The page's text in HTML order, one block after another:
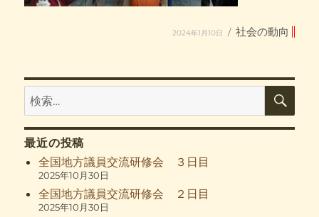
投
稿
2024年1月10日
カ
テ
社会の動向
検
索:
検
最近の投稿
全国地方議員交流研修会 ３日目
2025年10月30日
全国地方議員交流研修会 ２日目
2025年10月30日